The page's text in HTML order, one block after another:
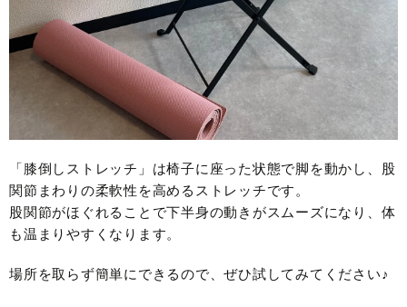
「膝倒しストレッチ」は椅子に座った状態で脚を動かし、股
関節まわりの柔軟性を高めるストレッチです。
股関節がほぐれることで下半身の動きがスムーズになり、体
も温まりやすくなります。
場所を取らず簡単にできるので、ぜひ試してみてください♪